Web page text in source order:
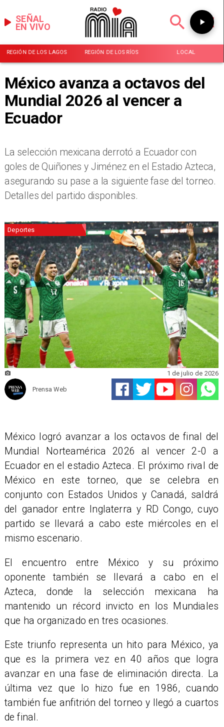
EN VIVO
SEÑAL
REGIÓN DE LOS LAGOS REGIÓN DE LOS RÍOS LOCAL
México avanza a octavos del
Mundial 2026 al vencer a
Ecuador
La selección mexicana derrotó a Ecuador con
goles de Quiñones y Jiménez en el Estadio Azteca,
asegurando su pase a la siguiente fase del torneo.
Detalles del partido disponibles.
Deportes
Prensa Web
1 de julio de 2026
México logró avanzar a los octavos de final del
Mundial Norteamérica 2026 al vencer 2-0 a
Ecuador en el estadio Azteca. El próximo rival de
México en este torneo, que se celebra en
conjunto con Estados Unidos y Canadá, saldrá
del ganador entre Inglaterra y RD Congo, cuyo
partido se llevará a cabo este miércoles en el
mismo escenario.
El encuentro entre México y su próximo
oponente también se llevará a cabo en el
Azteca, donde la selección mexicana ha
mantenido un récord invicto en los Mundiales
que ha organizado en tres ocasiones.
Este triunfo representa un hito para México, ya
que es la primera vez en 40 años que logra
avanzar en una fase de eliminación directa. La
última vez que lo hizo fue en 1986, cuando
también fue anfitrión del torneo y llegó a cuartos
de final.